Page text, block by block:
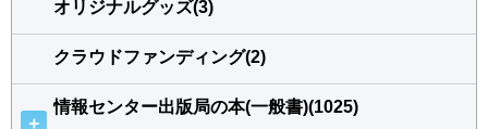
オリジナルグッズ(3)
クラウドファンディング(2)
＋
情報センター出版局の本(一般書)(1025)